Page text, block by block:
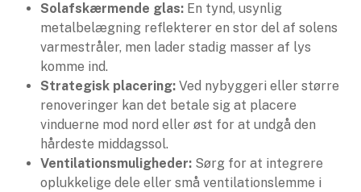
Solafskærmende glas: En tynd, usynlig
metalbelægning reflekterer en stor del af solens
varmestråler, men lader stadig masser af lys
komme ind.
Strategisk placering: Ved nybyggeri eller større
renoveringer kan det betale sig at placere
vinduerne mod nord eller øst for at undgå den
hårdeste middagssol.
Ventilationsmuligheder: Sørg for at integrere
oplukkelige dele eller små ventilationslemme i